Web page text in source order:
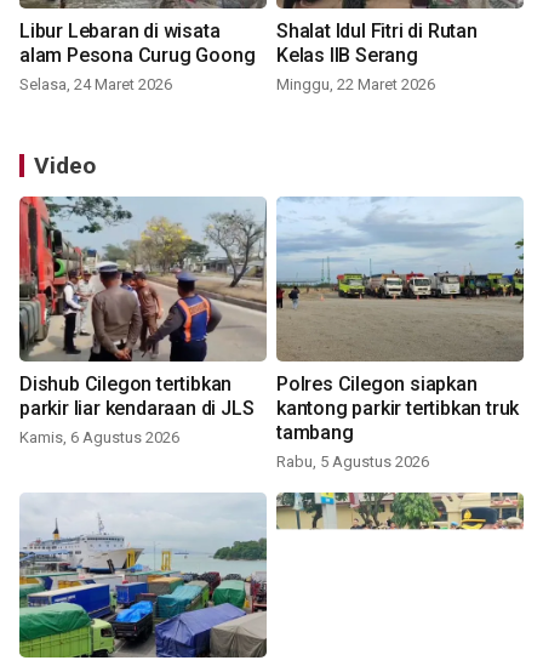
Libur Lebaran di wisata
alam Pesona Curug Goong
Selasa, 24 Maret 2026
Shalat Idul Fitri di Rutan
Kelas IIB Serang
Minggu, 22 Maret 2026
Video
Dishub Cilegon tertibkan
parkir liar kendaraan di JLS
Kamis, 6 Agustus 2026
Polres Cilegon siapkan
kantong parkir tertibkan truk
tambang
Rabu, 5 Agustus 2026